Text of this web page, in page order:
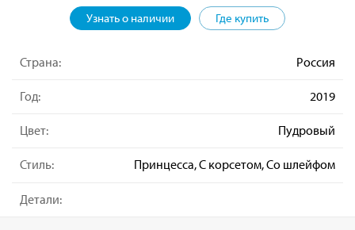
Узнать о наличии Где купить
Страна: Россия
Год: 2019
Цвет: Пудровый
Стиль: Принцесса, С корсетом, Со шлейфом
Детали: